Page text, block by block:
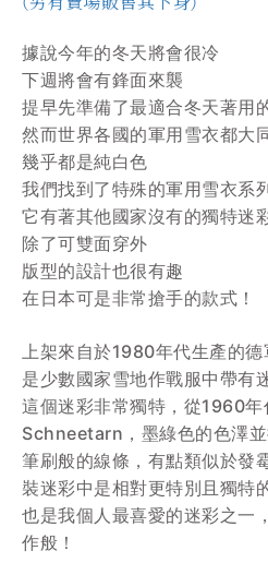
據說今年的冬天將會很冷
下週將會有鋒面來襲
提早先準備了最適合冬天著用
然而世界各國的軍用雪衣都大
幾乎都是純白色
我們找到了特殊的軍用雪衣系
它有著其他國家沒有的獨特迷
除了可雙面穿外
版型的設計也很有趣
在日本可是非常搶手的款式！
上架來自於1980年代生產的德
是少數國家雪地作戰服中帶有
這個迷彩非常獨特，從1960
Schneetarn，墨綠色的色澤並
筆刷般的線條，有點類似於發
裝迷彩中是相對更特別且獨特
也是我個人最喜愛的迷彩之一
作般！